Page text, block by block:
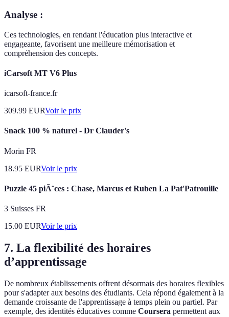
Analyse :
Ces technologies, en rendant l'éducation plus interactive et
engageante, favorisent une meilleure mémorisation et
compréhension des concepts.
iCarsoft MT V6 Plus
icarsoft-france.fr
309.99 EURVoir le prix
Snack 100 % naturel - Dr Clauder's
Morin FR
18.95 EURVoir le prix
Puzzle 45 piÃ¨ces : Chase, Marcus et Ruben La Pat'Patrouille
3 Suisses FR
15.00 EURVoir le prix
7. La flexibilité des horaires
d’apprentissage
De nombreux établissements offrent désormais des horaires flexibles
pour s'adapter aux besoins des étudiants. Cela répond également à la
demande croissante de l'apprentissage à temps plein ou partiel. Par
exemple, des identités éducatives comme Coursera permettent aux